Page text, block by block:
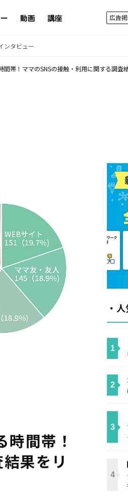
動画 講座 広告
ンタビュー
帯！ママのSNSの接触・利用に関する調査
間帯！
果をリ
・